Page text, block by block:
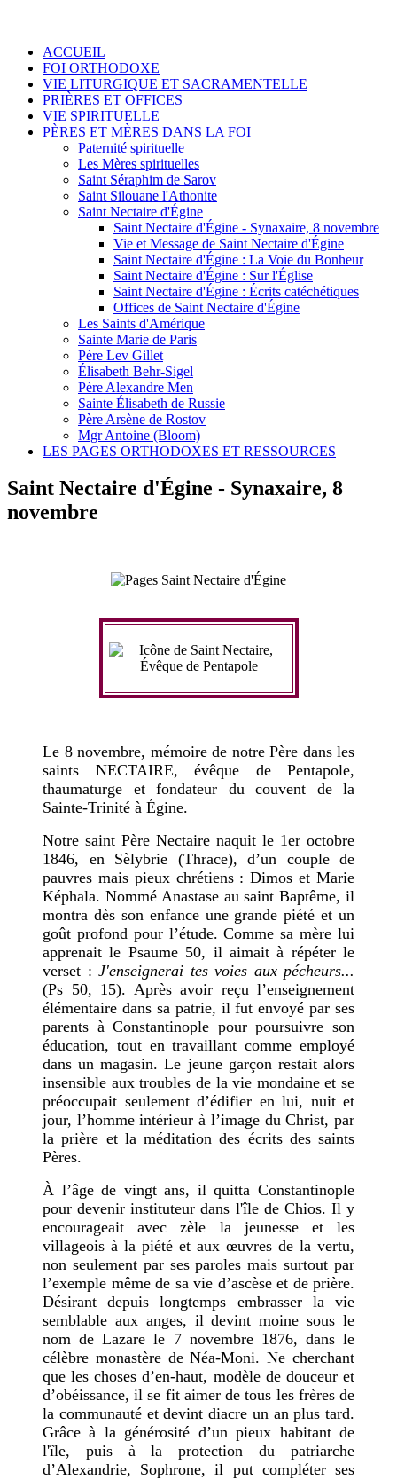
ACCUEIL
FOI ORTHODOXE
VIE LITURGIQUE ET SACRAMENTELLE
PRIÈRES ET OFFICES
VIE SPIRITUELLE
PÈRES ET MÈRES DANS LA FOI
Paternité spirituelle
Les Mères spirituelles
Saint Séraphim de Sarov
Saint Silouane l'Athonite
Saint Nectaire d'Égine
Saint Nectaire d'Égine - Synaxaire, 8 novembre
Vie et Message de Saint Nectaire d'Égine
Saint Nectaire d'Égine : La Voie du Bonheur
Saint Nectaire d'Égine : Sur l'Église
Saint Nectaire d'Égine : Écrits catéchétiques
Offices de Saint Nectaire d'Égine
Les Saints d'Amérique
Sainte Marie de Paris
Père Lev Gillet
Élisabeth Behr-Sigel
Père Alexandre Men
Sainte Élisabeth de Russie
Père Arsène de Rostov
Mgr Antoine (Bloom)
LES PAGES ORTHODOXES ET RESSOURCES
Saint Nectaire d'Égine - Synaxaire, 8
novembre
Le 8 novembre, mémoire de notre Père dans les
saints NECTAIRE, évêque de Pentapole,
thaumaturge et fondateur du couvent de la
Sainte-Trinité à Égine.
Notre saint Père Nectaire naquit le 1er octobre
1846, en Sèlybrie (Thrace), d’un couple de
pauvres mais pieux chrétiens : Dimos et Marie
Képhala. Nommé Anastase au saint Baptême, il
montra dès son enfance une grande piété et un
goût profond pour l’étude. Comme sa mère lui
apprenait le Psaume 50, il aimait à répéter le
verset : J'enseignerai tes voies aux pécheurs...
(Ps 50, 15). Après avoir reçu l’enseignement
élémentaire dans sa patrie, il fut envoyé par ses
parents à Constantinople pour poursuivre son
éducation, tout en travaillant comme employé
dans un magasin. Le jeune garçon restait alors
insensible aux troubles de la vie mondaine et se
préoccupait seulement d’édifier en lui, nuit et
jour, l’homme intérieur à l’image du Christ, par
la prière et la méditation des écrits des saints
Pères.
À l’âge de vingt ans, il quitta Constantinople
pour devenir instituteur dans l'île de Chios. Il y
encourageait avec zèle la jeunesse et les
villageois à la piété et aux œuvres de la vertu,
non seulement par ses paroles mais surtout par
l’exemple même de sa vie d’ascèse et de prière.
Désirant depuis longtemps embrasser la vie
semblable aux anges, il devint moine sous le
nom de Lazare le 7 novembre 1876, dans le
célèbre monastère de Néa-Moni. Ne cherchant
que les choses d’en-haut, modèle de douceur et
d’obéissance, il se fit aimer de tous les frères de
la communauté et devint diacre un an plus tard.
Grâce à la générosité d’un pieux habitant de
l'île, puis à la protection du patriarche
d’Alexandrie, Sophrone, il put compléter ses